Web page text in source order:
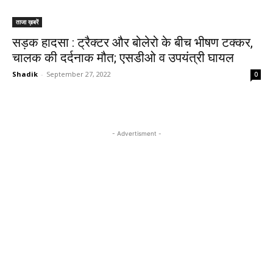
ताजा ख़बरें
सड़क हादसा : ट्रैक्टर और बोलेरो के बीच भीषण टक्कर,
चालक की दर्दनाक मौत; एसडीओ व उपयंत्री घायल
Shadik - September 27, 2022 0
- Advertisment -